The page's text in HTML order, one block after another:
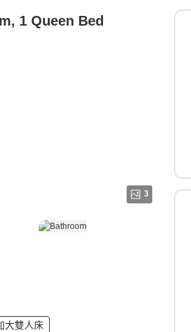
1 Queen Bed
3
大雙人床